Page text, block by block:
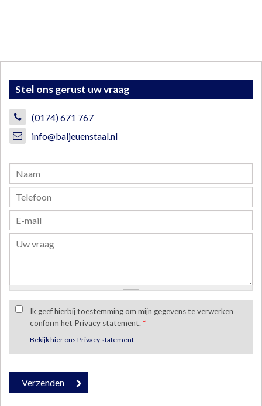
Stel ons gerust uw vraag
(0174) 671 767
info@baljeuenstaal.nl
Ik geef hierbij toestemming om mijn gegevens te verwerken
conform het Privacy statement. *
Bekijk hier ons Privacy statement